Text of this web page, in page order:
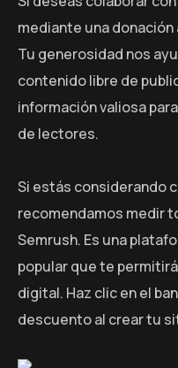
mediante una donación
Tu generosidad nos
contenido libre de
información valiosa
de lectores.
Si estás considerando
recomendamos medir
Semrush. Es una
popular que te
digital. Haz clic en el
descuento al crear tu